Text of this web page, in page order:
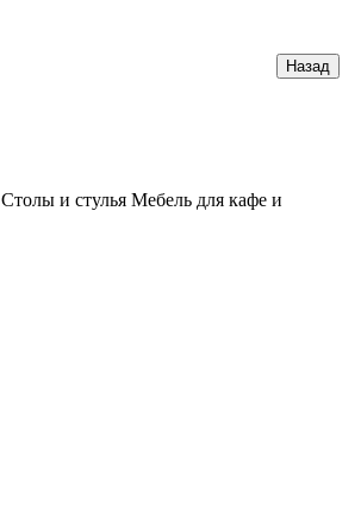
Столы и стулья Мебель для кафе и